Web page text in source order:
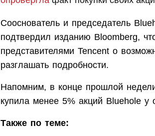
Сооснователь и председатель
подтвердил изданию Bloomberg,
представителями Tencent о
разглашать подробности.
Напомним, в конце прошлой
купила менее 5% акций Bluehole у
Также по теме: